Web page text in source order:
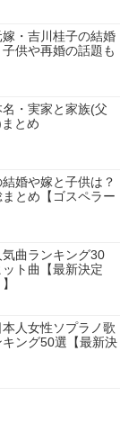
・吉川桂子の結婚
供や再婚の話題も
・実家と家族(父
とめ
婚や嫁と子供は？
とめ【ゴスペラー
曲ランキング30
ト曲【最新決定
本人女性ソプラノ歌
ング50選【最新決